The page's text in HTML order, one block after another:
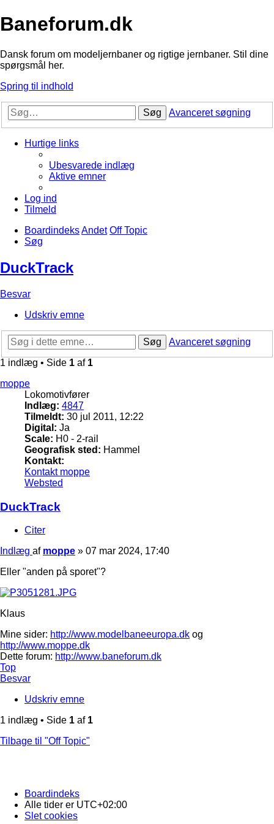
Baneforum.dk
Dansk forum om modeljernbaner og rigtige jernbaner. Stil dine
spørgsmål her.
Spring til indhold
Søg Avanceret søgning
Hurtige links
Ubesvarede indlæg
Aktive emner
Log ind
Tilmeld
BoardindeksAndet Off Topic
Søg
DuckTrack
Besvar
Udskriv emne
Søg
Avanceret søgning
1 indlæg • Side 1 af 1
moppe
Lokomotivfører
Indlæg: 4847
Tilmeldt: 30 jul 2011, 12:22
Digital: Ja
Scale: H0 - 2-rail
Geografisk sted: Hammel
Kontakt:
Kontakt moppe
Websted
DuckTrack
Citer
Indlæg af moppe » 07 mar 2024, 17:40
Eller "anden på sporet"?
Klaus
Mine sider: http://www.modelbaneeuropa.dk og
http://www.moppe.dk
Dette forum: http://www.baneforum.dk
Top
Besvar
Udskriv emne
1 indlæg • Side 1 af 1
Tilbage til "Off Topic"
Boardindeks
Alle tider er UTC+02:00
Slet cookies